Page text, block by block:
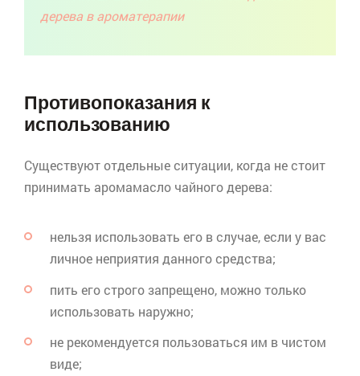
дерева в ароматерапии
Противопоказания к
использованию
Существуют отдельные ситуации, когда не стоит
принимать аромамасло чайного дерева:
нельзя использовать его в случае, если у вас
личное неприятия данного средства;
пить его строго запрещено, можно только
использовать наружно;
не рекомендуется пользоваться им в чистом
виде;